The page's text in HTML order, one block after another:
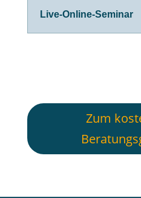
Live-Online-Seminar
Zum